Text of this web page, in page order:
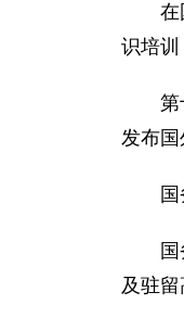
在
识培训
第
发布国
及驻留